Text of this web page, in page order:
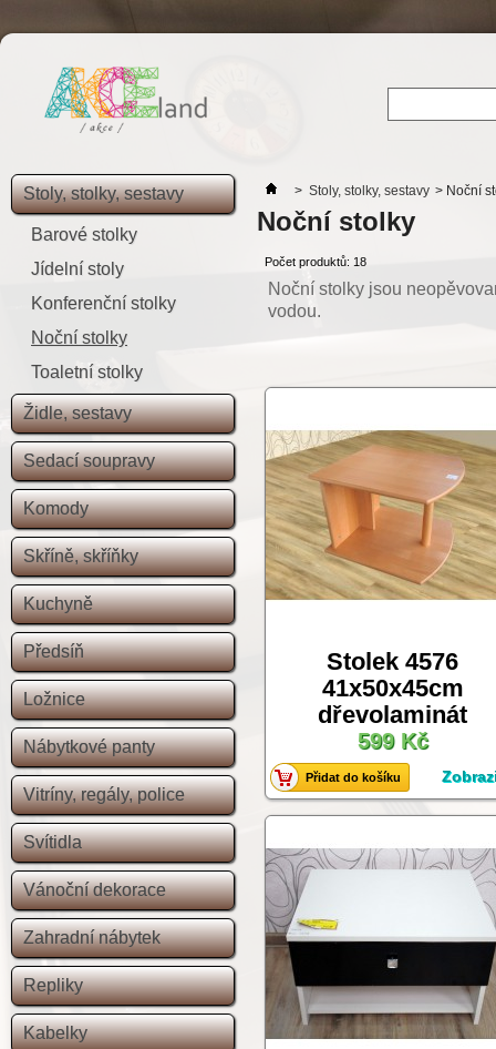
Stoly, stolky, sestavy
Barové stolky
Jídelní stoly
Konferenční stolky
Noční stolky
Toaletní stolky
Židle, sestavy
Sedací soupravy
Komody
Skříně, skříňky
Kuchyně
Předsíň
Ložnice
Nábytkové panty
Vitríny, regály, police
Svítidla
Vánoční dekorace
Zahradní nábytek
Repliky
Kabelky
> Stoly, stolky, sestavy > Noční
Noční stolky
Počet produktů: 18
Noční stolky jsou
vodou.
Stolek 4576
41x50x45cm
dřevolaminát
599 Kč
Přidat do košíku